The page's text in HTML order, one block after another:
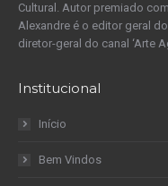
Cultural. Autor premiado
Alexandre é o editor geral
diretor-geral do canal ‘Arte
Institucional
Início
Bem Vindos